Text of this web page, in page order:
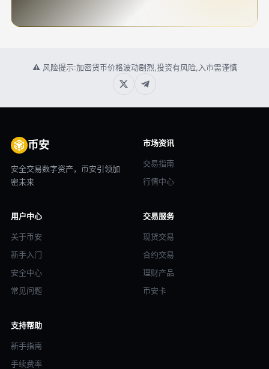
⚠ 风险提示:加密货币价格波动剧烈,投资有风险,入市需谨慎
币安
安全交易数字资产，币安引领加
密未来
市场资讯
交易指南
行情中心
用户中心
关于币安
新手入门
安全中心
常见问题
交易服务
现货交易
合约交易
理财产品
币安卡
支持帮助
新手指南
手续费率